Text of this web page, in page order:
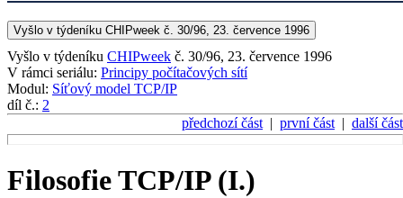
Vyšlo v týdeníku CHIPweek č. 30/96, 23. července 1996
Vyšlo v týdeníku CHIPweek č. 30/96, 23. července 1996
V rámci seriálu: Principy počítačových sítí
Modul: Síťový model TCP/IP
díl č.: 2
předchozí část | první část | další část
Filosofie TCP/IP (I.)